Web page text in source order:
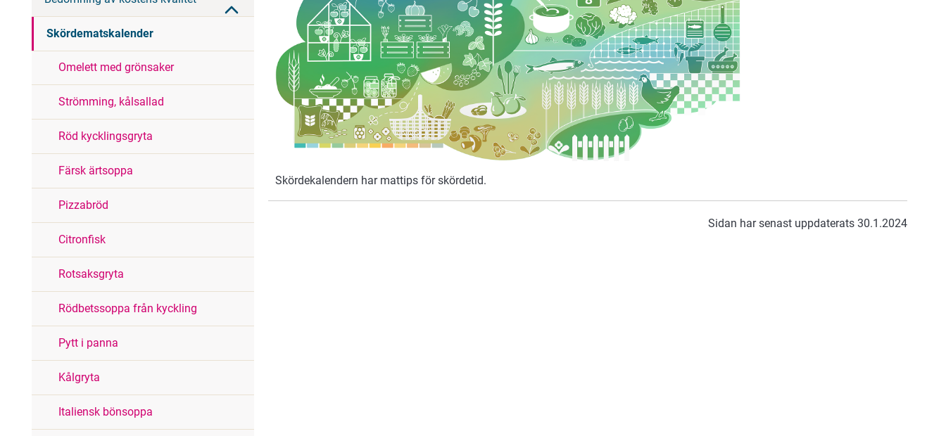
Skördematskalender
Omelett med grönsaker
Strömming, kålsallad
Röd kycklingsgryta
Färsk ärtsoppa
Pizzabröd
Citronfisk
Rotsaksgryta
Rödbetssoppa från kyckling
Pytt i panna
Kålgryta
Italiensk bönsoppa
Skördekalendern har mattips för skördetid.
Sidan har senast uppdaterats 30.1.2024